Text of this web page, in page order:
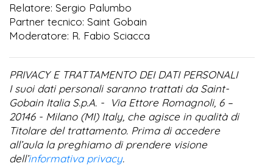
Relatore: Sergio Palumbo
Partner tecnico: Saint Gobain
Moderatore: R. Fabio Sciacca
PRIVACY E TRATTAMENTO DEI DATI PERSONALI
I suoi dati personali saranno trattati da Saint-
Gobain Italia S.p.A. - Via Ettore Romagnoli, 6 –
20146 - Milano (MI) Italy, che agisce in qualità di
Titolare del trattamento. Prima di accedere
all’aula la preghiamo di prendere visione
dell’informativa privacy.